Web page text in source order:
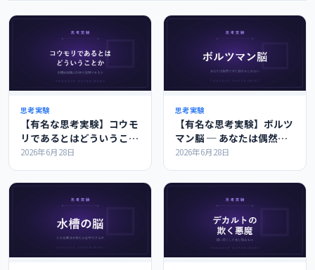
思考実験
【有名な思考実験】コウモ
リであるとはどういうこと
か ─ 主観的体験は科学で
2026年6月28日
思考実験
【有名な思考実験】ボルツ
マン脳 ─ あなたは偶然で
きた脳かもしれない
2026年6月28日